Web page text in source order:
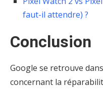
faut-il attendre) ?
Conclusion
Google se retrouve
concernant la